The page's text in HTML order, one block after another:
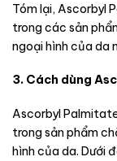
Tóm lại, Ascorbyl
trong các sản
ngoại hình của da
3. Cách dùng
Ascorbyl
trong sản phẩm
hình của da. Dưới